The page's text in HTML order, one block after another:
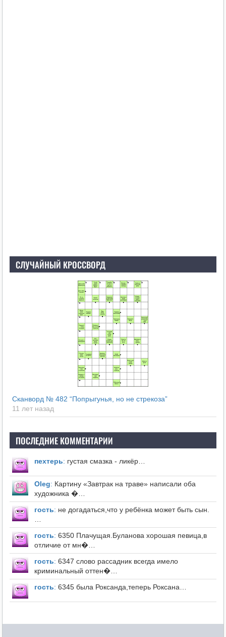
СЛУЧАЙНЫЙ КРОССВОРД
Сканворд № 482 “Попрыгунья, но не стрекоза”
11 лет назад
ПОСЛЕДНИЕ КОММЕНТАРИИ
пехтерь: густая смазка - ликёр…
Оleg: Картину «Завтрак на траве» написали оба
художника �…
гость: не догадаться,что у ребёнка может быть сын.
…
гость: 6350 Плачущая.Буланова хорошая певица,в
отличие от мн�…
гость: 6347 слово рассадник всегда имело
криминальный оттен�…
гость: 6345 была Роксанда,теперь Роксана…